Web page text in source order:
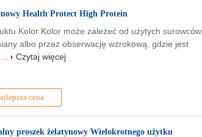
Health Protect High Protein
cena
Kolor Kolor może zależeć od użytych surowców,
albo przez obserwację wzrokową, gdzie jest
Czytaj więcej
proszek żelatynowy Wielokrotnego użytku